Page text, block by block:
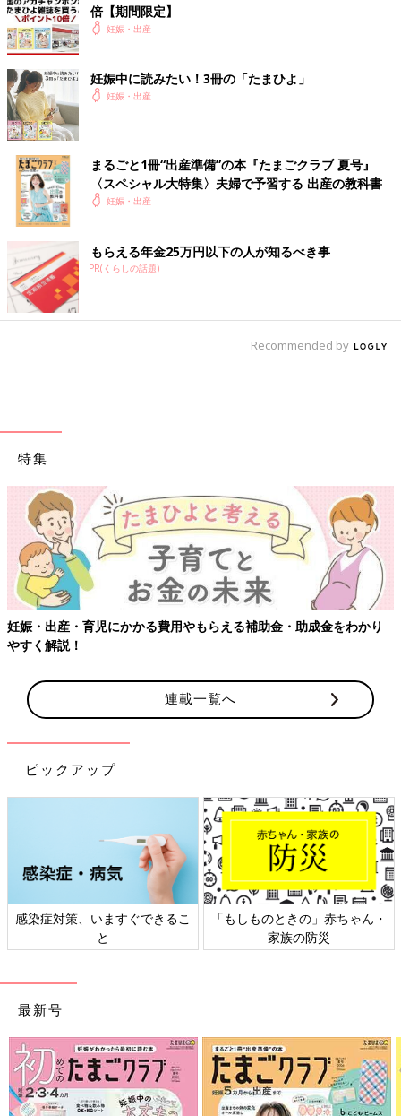
倍【期間限定】
妊娠・出産
妊娠中に読みたい！3冊の「たまひよ」
妊娠・出産
まるごと1冊“出産準備”の本『たまごクラブ 夏号』
〈スペシャル大特集〉夫婦で予習する 出産の教科書
妊娠・出産
もらえる年金25万円以下の人が知るべき事
PR(くらしの話題)
Recommended by
特集
妊娠・出産・育児にかかる費用やもらえる補助金・助成金をわかり
やすく解説！
連載一覧へ
ピックアップ
感染症対策、いますぐできるこ
と
「もしものときの」赤ちゃん・
家族の防災
最新号